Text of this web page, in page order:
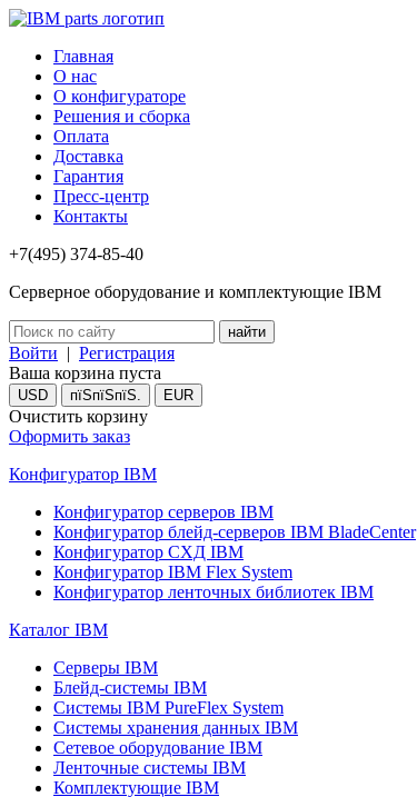
Главная
О нас
О конфигураторе
Решения и сборка
Оплата
Доставка
Гарантия
Пресс-центр
Контакты
+7(495) 374-85-40
Серверное оборудование и комплектующие IBM
Войти | Регистрация
Ваша корзина пуста
USD пїЅпїЅпїЅ. EUR
Очистить корзину
Оформить заказ
Конфигуратор IBM
Конфигуратор серверов IBM
Конфигуратор блейд-серверов IBM BladeCenter
Конфигуратор СХД IBM
Конфигуратор IBM Flex System
Конфигуратор ленточных библиотек IBM
Каталог IBM
Серверы IBM
Блейд-системы IBM
Системы IBM PureFlex System
Системы хранения данных IBM
Сетевое оборудование IBM
Ленточные системы IBM
Комплектующие IBM